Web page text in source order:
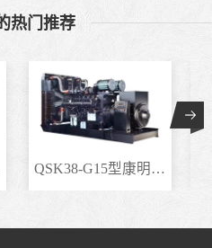
热门推荐
QSK38-G15型康明斯柴..